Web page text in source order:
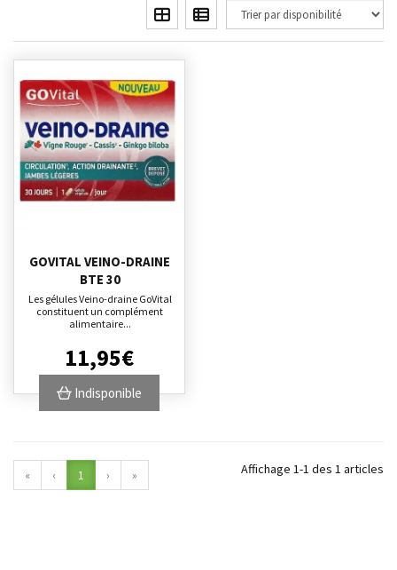
GOVITAL VEINO-DRAINE
BTE 30
Les gélules Veino-draine GoVital
constituent un complément
alimentaire...
11,95€
Indisponible
« ‹ 1 › » Affichage 1-1 des 1 articles